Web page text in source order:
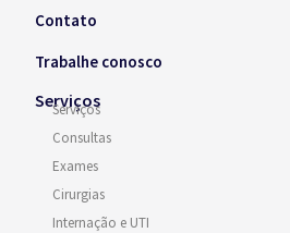
Contato
Trabalhe conosco
Serviços
Serviços
Consultas
Exames
Cirurgias
Internação e UTI